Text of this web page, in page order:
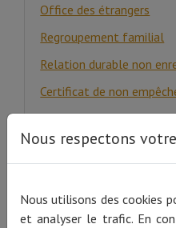
Office des étrangers
Regroupement familial
Relation durable non
Certificat de non
Régularisation
Etudiant étranger
Stagiaire étranger
Nous respectons
Nous utilisons des cookies
et analyser le trafic. En